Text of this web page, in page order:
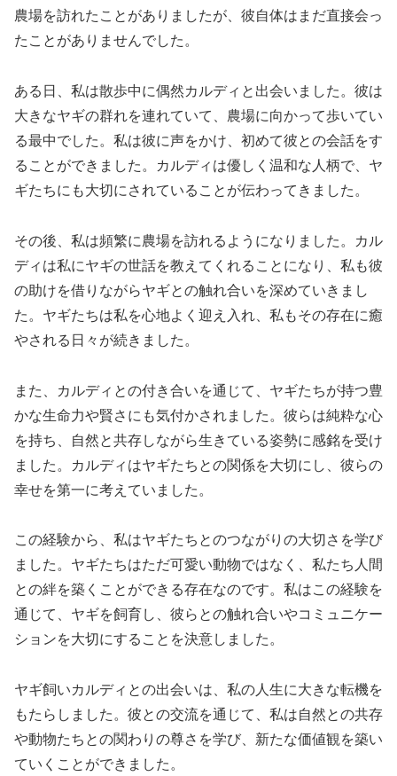
農場を訪れたことがありましたが、彼自体はまだ直接会っ
たことがありませんでした。
ある日、私は散歩中に偶然カルディと出会いました。彼は
大きなヤギの群れを連れていて、農場に向かって歩いてい
る最中でした。私は彼に声をかけ、初めて彼との会話をす
ることができました。カルディは優しく温和な人柄で、ヤ
ギたちにも大切にされていることが伝わってきました。
その後、私は頻繁に農場を訪れるようになりました。カル
ディは私にヤギの世話を教えてくれることになり、私も彼
の助けを借りながらヤギとの触れ合いを深めていきまし
た。ヤギたちは私を心地よく迎え入れ、私もその存在に癒
やされる日々が続きました。
また、カルディとの付き合いを通じて、ヤギたちが持つ豊
かな生命力や賢さにも気付かされました。彼らは純粋な心
を持ち、自然と共存しながら生きている姿勢に感銘を受け
ました。カルディはヤギたちとの関係を大切にし、彼らの
幸せを第一に考えていました。
この経験から、私はヤギたちとのつながりの大切さを学び
ました。ヤギたちはただ可愛い動物ではなく、私たち人間
との絆を築くことができる存在なのです。私はこの経験を
通じて、ヤギを飼育し、彼らとの触れ合いやコミュニケー
ションを大切にすることを決意しました。
ヤギ飼いカルディとの出会いは、私の人生に大きな転機を
もたらしました。彼との交流を通じて、私は自然との共存
や動物たちとの関わりの尊さを学び、新たな価値観を築い
ていくことができました。